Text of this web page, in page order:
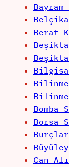
Berat
Bomba
Borsa
Can